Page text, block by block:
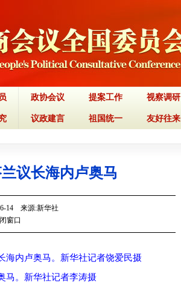
政协会议 提案工作 视察调研
议政建言 祖国统一 友好往来
议长海内卢奥马
14 来源:新华社
窗口
海内卢奥马。新华社记者饶爱民摄
马。新华社记者李涛摄